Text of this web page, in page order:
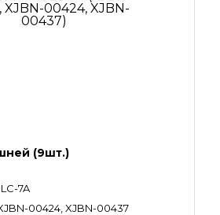
(9шт.)
7A
00424, XJBN-00437